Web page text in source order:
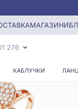
МАГАЗИНИ
276
КАБЛУЧКИ
золота з смарагдом